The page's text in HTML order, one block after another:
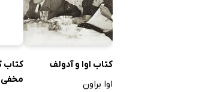
کتاب اوا و آدولف
اوا براون
کتاب
مخفی